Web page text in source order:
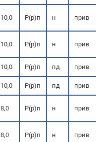
10,0 Р(р)п н прив
10,0 Р(р)п н прив
10,0 Р(р)п пд прив
10,0 Р(р)п пд прив
8,0 Р(р)п н прив
8,0 Р(р)п н прив